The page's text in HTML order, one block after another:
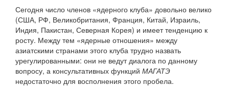
Сегодня число членов «ядерного клуба» довольно велико
(США, РФ, Великобритания, Франция, Китай, Израиль,
Индия, Пакистан, Северная Корея) и имеет тенденцию к
росту. Между тем «ядерные отношения» между
азиатскими странами этого клуба трудно назвать
урегулированными: они не ведут диалога по данному
вопросу, а консультативных функций МАГАТЭ
недостаточно для восполнения этого пробела.